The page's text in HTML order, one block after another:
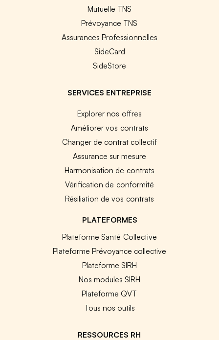
Mutuelle TNS
Prévoyance TNS
Assurances Professionnelles
SideCard
SideStore
SERVICES ENTREPRISE
Explorer nos offres
Améliorer vos contrats
Changer de contrat collectif
Assurance sur mesure
Harmonisation de contrats
Vérification de conformité
Résiliation de vos contrats
PLATEFORMES
Plateforme Santé Collective
Plateforme Prévoyance collective
Plateforme SIRH
Nos modules SIRH
Plateforme QVT
Tous nos outils
RESSOURCES RH